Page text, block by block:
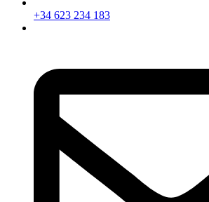
+34 623 234 183